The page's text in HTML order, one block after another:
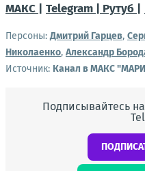
МАКС |
Telegram | Рутуб |
Персоны: Дмитрий Гарцев,
Николаенко, Александр
Источник: Канал в МАКС
Подписывайтесь